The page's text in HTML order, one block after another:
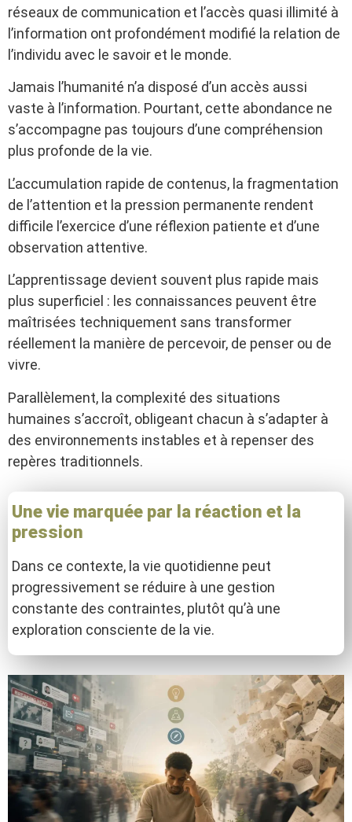
réseaux de communication et l’accès quasi illimité à
l’information ont profondément modifié la relation de
l’individu avec le savoir et le monde.
Jamais l’humanité n’a disposé d’un accès aussi
vaste à l’information. Pourtant, cette abondance ne
s’accompagne pas toujours d’une compréhension
plus profonde de la vie.
L’accumulation rapide de contenus, la fragmentation
de l’attention et la pression permanente rendent
difficile l’exercice d’une réflexion patiente et d’une
observation attentive.
L’apprentissage devient souvent plus rapide mais
plus superficiel : les connaissances peuvent être
maîtrisées techniquement sans transformer
réellement la manière de percevoir, de penser ou de
vivre.
Parallèlement, la complexité des situations
humaines s’accroît, obligeant chacun à s’adapter à
des environnements instables et à repenser des
repères traditionnels.
Une vie marquée par la réaction et la
pression
Dans ce contexte, la vie quotidienne peut
progressivement se réduire à une gestion
constante des contraintes, plutôt qu’à une
exploration consciente de la vie.